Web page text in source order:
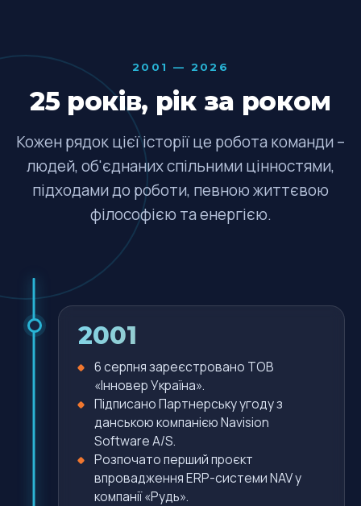
2001 — 2026
25 років, рік за роком
Кожен рядок цієї історії це робота команди –
людей, об'єднаних спільними цінностями,
підходами до роботи, певною життєвою
філософією та енергією.
2001
6 серпня зареєстровано ТОВ
«Інновер Україна».
Підписано Партнерську угоду з
данською компанією Navision
Software A/S.
Розпочато перший проєкт
впровадження ERP-системи NAV у
компанії «Рудь».